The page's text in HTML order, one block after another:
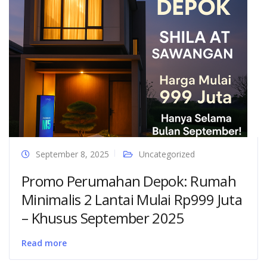
September 8, 2025 Uncategorized
Promo Perumahan Depok: Rumah
Minimalis 2 Lantai Mulai Rp999 Juta
– Khusus September 2025
Read more